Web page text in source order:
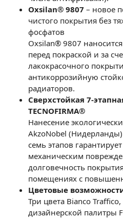
Oxsilan® 9807 – новое
чистого покрытия без
фосфатов
Oxsilan® 9807
перед покраской и за
лакокрасочного
антикоррозийную
радиаторов.
Сверхстойкая 7-
TECNOFIRMA®
Нанесение
AkzoNobel
семь этапов
механическим
долговечность
помещениях с
Цветовые возможности
Три цвета Bianco
дизайнерской палитры